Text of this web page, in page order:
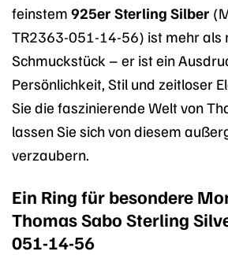
feinstem 925er Sterling Silber
TR2363-051-14-56) ist mehr als
Schmuckstück – er ist ein
Persönlichkeit, Stil und zeitloser
Sie die faszinierende Welt von
lassen Sie sich von diesem
verzaubern.
Ein Ring für besondere
Thomas Sabo Sterling
051-14-56